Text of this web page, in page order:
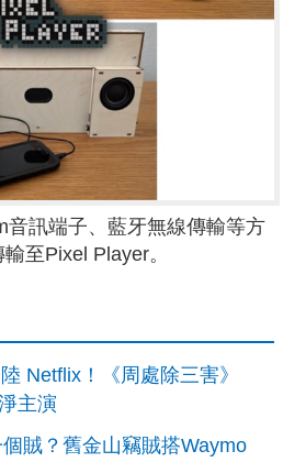
訊端子、藍牙無線傳輸等方
至Pixel Player。
Netflix！《周處除三害》
主演
賊？舊金山竊賊搭Waymo